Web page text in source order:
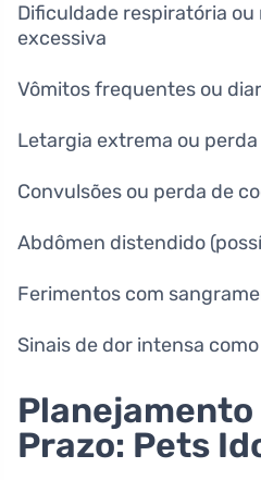
Dificuldade respiratória
excessiva
Vômitos frequentes ou
Letargia extrema ou
Convulsões ou perda de
Abdômen distendido
Ferimentos com
Sinais de dor intensa
Planejamento
Prazo: Pets